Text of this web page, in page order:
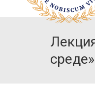
среде»